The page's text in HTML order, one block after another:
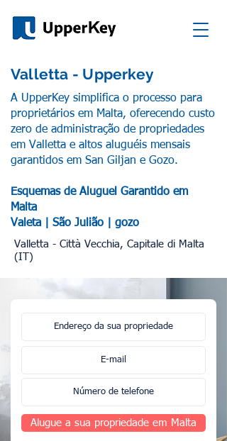
Valletta - Upperkey
A UpperKey simplifica o processo para
proprietários em Malta, oferecendo custo
zero de administração de propriedades
em Valletta e altos aluguéis mensais
garantidos em San Giljan e Gozo.
Esquemas de Aluguel Garantido em
Malta
Valeta | São Julião | gozo
Valletta - Città Vecchia, Capitale di Malta
(IT)
Alugue a sua propriedade em Malta